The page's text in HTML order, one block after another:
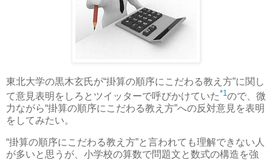
東北大学の黒木玄氏が“掛算の順序にこだわる教え方”に関し
て意見表明をしろとツイッターで呼びかけていた*1ので、微
力ながら“掛算の順序にこだわる教え方”への反対意見を表明
をしてみたい。
“掛算の順序にこだわる教え方”と言われても理解できない人
が多いと思うが、小学校の算数で問題文と数式の構造を強